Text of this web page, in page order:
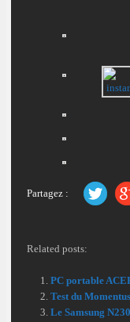
Partagez :
Related posts:
PC portable
Test du
Le Samsung